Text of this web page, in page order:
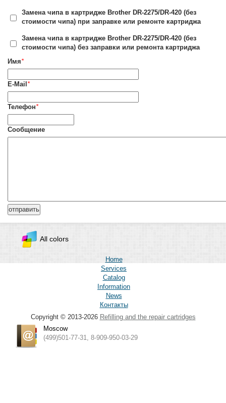
Замена чипа в картридже Brother DR-2275/DR-420 (без
стоимости чипа) при заправке или ремонте картриджа
Замена чипа в картридже Brother DR-2275/DR-420 (без
стоимости чипа) без заправки или ремонта картриджа
Имя*
E-Mail *
Телефон*
Сообщение
All colors
Home
Services
Catalog
Information
News
Контакты
Copyright © 2013-2026 Refilling and the repair cartridges
Moscow
(499)501-77-31, 8-909-950-03-29